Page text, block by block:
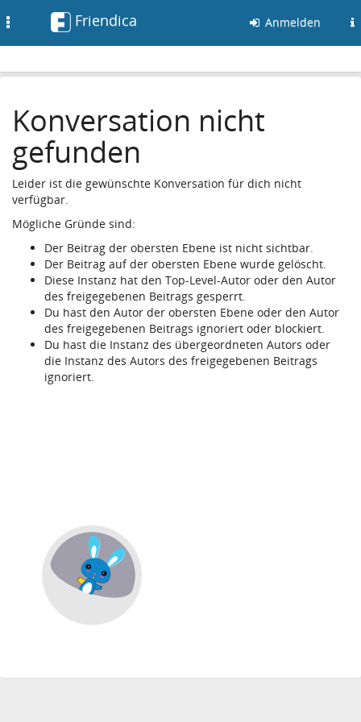
Friendica Anmelden
Konversation nicht
gefunden
Leider ist die gewünschte Konversation für dich nicht
verfügbar.
Mögliche Gründe sind:
Der Beitrag der obersten Ebene ist nicht sichtbar.
Der Beitrag auf der obersten Ebene wurde gelöscht.
Diese Instanz hat den Top-Level-Autor oder den Autor
des freigegebenen Beitrags gesperrt.
Du hast den Autor der obersten Ebene oder den Autor
des freigegebenen Beitrags ignoriert oder blockiert.
Du hast die Instanz des übergeordneten Autors oder
die Instanz des Autors des freigegebenen Beitrags
ignoriert.